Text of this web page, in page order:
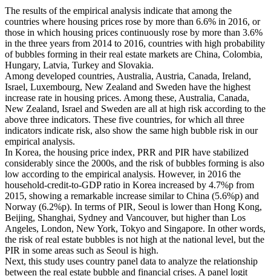
The results of the empirical analysis indicate that among the
countries where housing prices rose by more than 6.6% in 2016, or
those in which housing prices continuously rose by more than 3.6%
in the three years from 2014 to 2016, countries with high probability
of bubbles forming in their real estate markets are China, Colombia,
Hungary, Latvia, Turkey and Slovakia.
Among developed countries, Australia, Austria, Canada, Ireland,
Israel, Luxembourg, New Zealand and Sweden have the highest
increase rate in housing prices. Among these, Australia, Canada,
New Zealand, Israel and Sweden are all at high risk according to the
above three indicators. These five countries, for which all three
indicators indicate risk, also show the same high bubble risk in our
empirical analysis.
In Korea, the housing price index, PRR and PIR have stabilized
considerably since the 2000s, and the risk of bubbles forming is also
low according to the empirical analysis. However, in 2016 the
household-credit-to-GDP ratio in Korea increased by 4.7%p from
2015, showing a remarkable increase similar to China (5.6%p) and
Norway (6.2%p). In terms of PIR, Seoul is lower than Hong Kong,
Beijing, Shanghai, Sydney and Vancouver, but higher than Los
Angeles, London, New York, Tokyo and Singapore. In other words,
the risk of real estate bubbles is not high at the national level, but the
PIR in some areas such as Seoul is high.
Next, this study uses country panel data to analyze the relationship
between the real estate bubble and financial crises. A panel logit